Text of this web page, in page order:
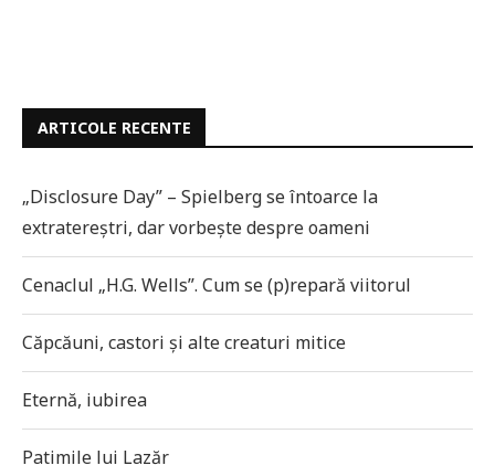
ARTICOLE RECENTE
„Disclosure Day” – Spielberg se întoarce la
extratereștri, dar vorbește despre oameni
Cenaclul „H.G. Wells”. Cum se (p)repară viitorul
Căpcăuni, castori și alte creaturi mitice
Eternă, iubirea
Patimile lui Lazăr